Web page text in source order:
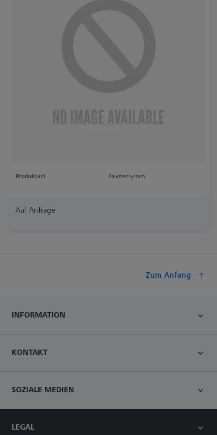
Produktart Palettensystem
Auf Anfrage
Zum Anfang
INFORMATION
KONTAKT
SOZIALE MEDIEN
LEGAL